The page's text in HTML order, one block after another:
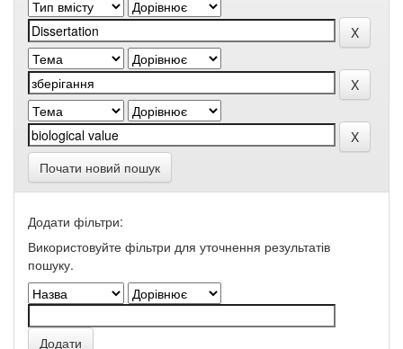
Почати новий пошук
Додати фільтри:
Використовуйте фільтри для уточнення результатів
пошуку.